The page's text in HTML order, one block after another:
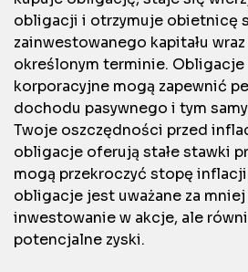
obligacji i otrzymuje obietnicę
zainwestowanego kapitału
określonym terminie. Obligacje
korporacyjne mogą zapewnić
dochodu pasywnego i tym
Twoje oszczędności przed
obligacje oferują stałe stawki
mogą przekroczyć stopę
obligacje jest uważane za
inwestowanie w akcje, ale
potencjalne zyski.